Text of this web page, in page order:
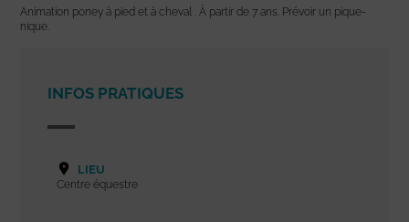
Animation poney à pied et à cheval . À partir de 7 ans. Prévoir un pique-
nique.
INFOS PRATIQUES
LIEU
Centre équestre